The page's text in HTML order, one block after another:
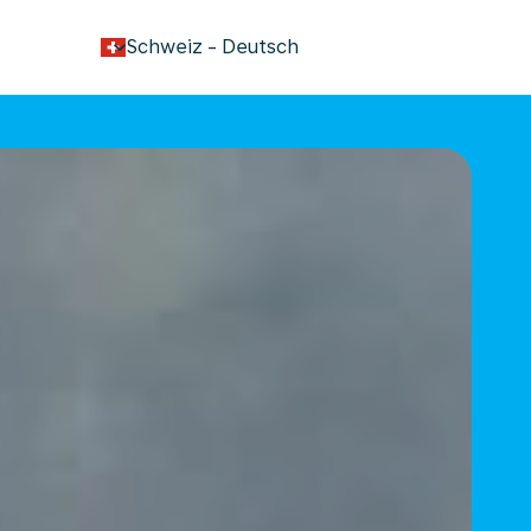
Schweiz - Deutsch
keyboard_arrow_down